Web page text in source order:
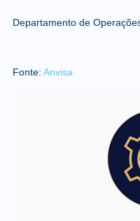
Departamento de
Fonte: Anvisa